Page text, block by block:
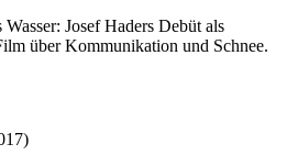
Josef Haders Debüt als
über Kommunikation und Schnee.